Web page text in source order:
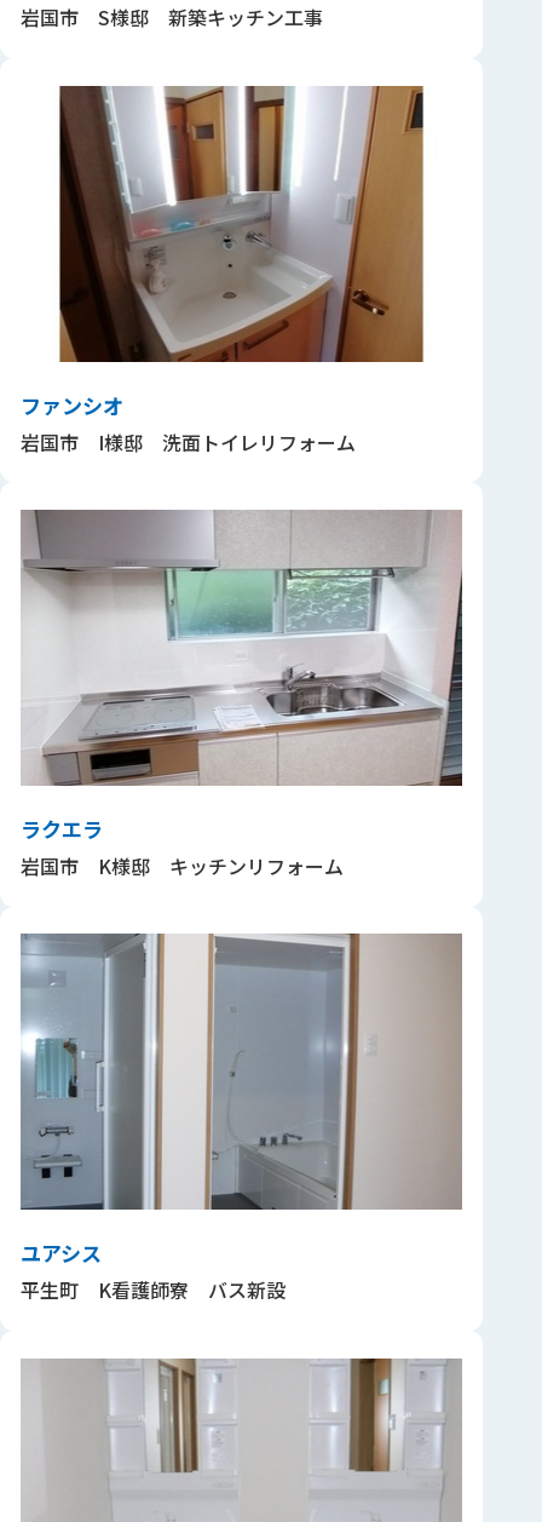
岩国市 S様邸 新築キッチン工事
ファンシオ
岩国市 I様邸 洗面トイレリフォーム
ラクエラ
岩国市 K様邸 キッチンリフォーム
ユアシス
平生町 K看護師寮 バス新設